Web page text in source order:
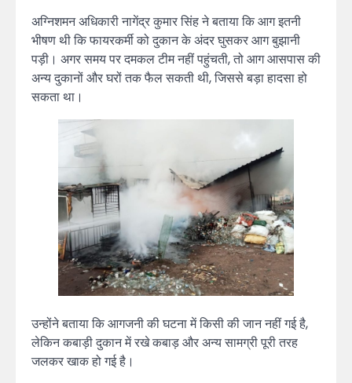
अग्निशमन अधिकारी नागेंद्र कुमार सिंह ने बताया कि आग इतनी
भीषण थी कि फायरकर्मी को दुकान के अंदर घुसकर आग बुझानी
पड़ी। अगर समय पर दमकल टीम नहीं पहुंचती, तो आग आसपास की
अन्य दुकानों और घरों तक फैल सकती थी, जिससे बड़ा हादसा हो
सकता था।
उन्होंने बताया कि आगजनी की घटना में किसी की जान नहीं गई है,
लेकिन कबाड़ी दुकान में रखे कबाड़ और अन्य सामग्री पूरी तरह
जलकर खाक हो गई है।